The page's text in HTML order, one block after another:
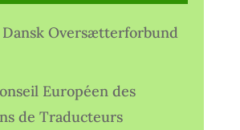
Dansk Oversætterforbund
Européen des
de Traducteurs